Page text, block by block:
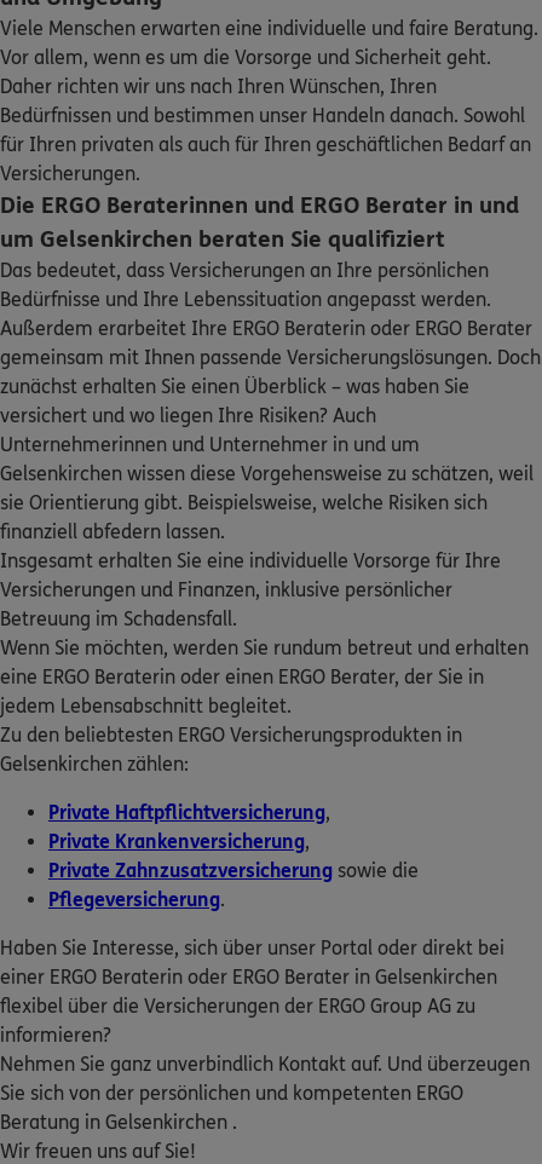
Sehen Sie auf einen Blick Ihre Versicherungen bei ERGO,
dem ERGO Rechtsschutz und der DKV.
Zum Kundenportal
Schaden oder Leistungsfall melden
Bequem online oder telefonisch
Rechnung einreichen
ERGO Berater finden
Kundenportal Log-in
ERGO
Hans-Jörg Küper
Karl-Meyer-Str. 57 , 45884 Gelsenkirchen
(2.2 km)
Homepage besuchen
Siegmar Bieber
Erigasse 5 45891 Gelsenkirchen
(4.8 km)
Homepage besuchen
5/5 ERGO
Kirsten Hambloch
Westenfelder Str. 130,44867 Bochum(6.1 km)
Homepage besuchen
5 /5 ERGO
Sascha Quint
Westenfelder Str. 130
Homepage besuchen
Fahad Al Assaf
Bochumer Str. 111,44866 Bochum(6.5 km)
Homepage besuchen
Michael Gerke
Gräftenhof 9 45891 Gelsenkirchen
Homepage besuchen
Am Lichtbogen 36,45141 Essen(7.4 km)
Homepage besuchen
Sebastian Sondermann
Flachsmarkt 1
(7.4 km)
Homepage besuchen
Viele Menschen erwarten eine individuelle und faire Beratung.
Vor allem, wenn es um die Vorsorge und Sicherheit geht.
Daher richten wir uns nach Ihren Wünschen, Ihren
Bedürfnissen und bestimmen unser Handeln danach. Sowohl
für Ihren privaten als auch für Ihren geschäftlichen Bedarf an
Versicherungen.
Die ERGO Beraterinnen und ERGO Berater in und
um Gelsenkirchen beraten Sie qualifiziert
Das bedeutet, dass Versicherungen an Ihre persönlichen
Bedürfnisse und Ihre Lebenssituation angepasst werden.
Außerdem erarbeitet Ihre ERGO Beraterin oder ERGO Berater
gemeinsam mit Ihnen passende Versicherungslösungen. Doch
zunächst erhalten Sie einen Überblick – was haben Sie
versichert und wo liegen Ihre Risiken? Auch
Unternehmerinnen und Unternehmer in und um
Gelsenkirchen wissen diese Vorgehensweise zu schätzen, weil
sie Orientierung gibt. Beispielsweise, welche Risiken sich
finanziell abfedern lassen.
Insgesamt erhalten Sie eine individuelle Vorsorge für Ihre
Versicherungen und Finanzen, inklusive persönlicher
Betreuung im Schadensfall.
Wenn Sie möchten, werden Sie rundum betreut und erhalten
eine ERGO Beraterin oder einen ERGO Berater, der Sie in
jedem Lebensabschnitt begleitet.
Zu den beliebtesten ERGO Versicherungsprodukten in
Gelsenkirchen zählen:
Private Haftpflichtversicherung,
Private Krankenversicherung,
Private Zahnzusatzversicherung sowie die
Pflegeversicherung.
Haben Sie Interesse, sich über unser Portal oder direkt bei
einer ERGO Beraterin oder ERGO Berater in Gelsenkirchen
flexibel über die Versicherungen der ERGO Group AG zu
informieren?
Nehmen Sie ganz unverbindlich Kontakt auf. Und überzeugen
Sie sich von der persönlichen und kompetenten ERGO
Beratung in Gelsenkirchen .
Wir freuen uns auf Sie!